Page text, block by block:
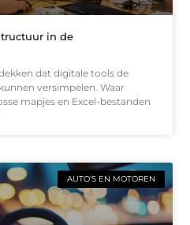
in de
dat digitale tools de
versimpelen. Waar
mapjes en Excel-bestanden
AUTO’S EN MOTOREN